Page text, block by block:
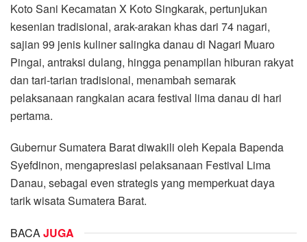
Koto Sani Kecamatan X Koto Singkarak, pertunjukan
kesenian tradisional, arak-arakan khas dari 74 nagari,
sajian 99 jenis kuliner salingka danau di Nagari Muaro
Pingai, antraksi dulang, hingga penampilan hiburan rakyat
dan tari-tarian tradisional, menambah semarak
pelaksanaan rangkaian acara festival lima danau di hari
pertama.
Gubernur Sumatera Barat diwakili oleh Kepala Bapenda
Syefdinon, mengapresiasi pelaksanaan Festival Lima
Danau, sebagai even strategis yang memperkuat daya
tarik wisata Sumatera Barat.
BACAJUGA